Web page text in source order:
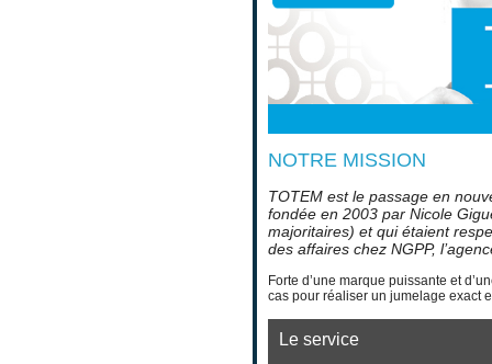
NOTRE MISSION
TOTEM est le passage en
fondée en 2003 par Nicole
majoritaires) et qui étaient
des affaires chez NGPP,
Forte d’une marque puissante et
cas pour réaliser un jumelage exact
Le service